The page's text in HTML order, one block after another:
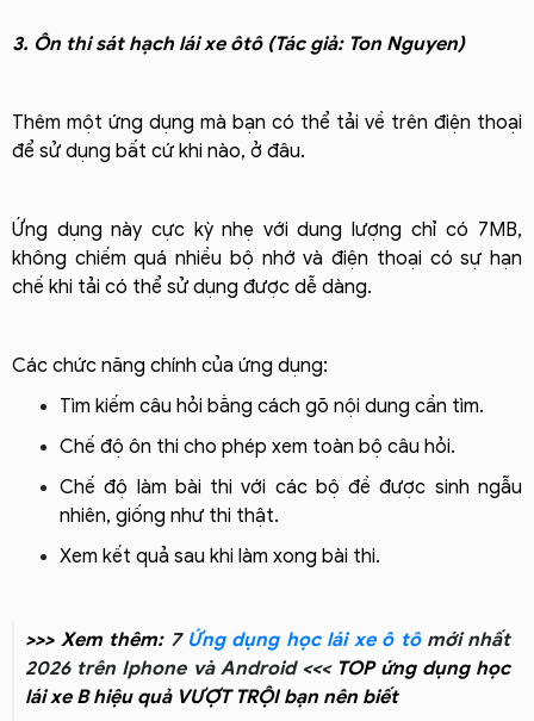
3. Ôn thi sát hạch lái xe ôtô (Tác giả: Ton Nguyen)
Thêm một ứng dụng mà bạn có thể tải về trên điện thoại
để sử dụng bất cứ khi nào, ở đâu.
Ứng dụng này cực kỳ nhẹ với dung lượng chỉ có 7MB,
không chiếm quá nhiều bộ nhớ và điện thoại có sự hạn
chế khi tải có thể sử dụng được dễ dàng.
Các chức năng chính của ứng dụng:
Tìm kiếm câu hỏi bằng cách gõ nội dung cần tìm.
Chế độ ôn thi cho phép xem toàn bộ câu hỏi.
Chế độ làm bài thi với các bộ đề được sinh ngẫu
nhiên, giống như thi thật.
Xem kết quả sau khi làm xong bài thi.
>>> Xem thêm: 7 Ứng dụng học lái xe ô tô mới nhất
2026 trên Iphone và Android <<< TOP ứng dụng học
lái xe B hiệu quả VƯỢT TRỘI bạn nên biết